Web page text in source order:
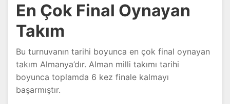
En Çok Final Oynayan
Takım
Bu turnuvanın tarihi boyunca en çok final oynayan
takım Almanya’dır. Alman milli takımı tarihi
boyunca toplamda 6 kez finale kalmayı
başarmıştır.